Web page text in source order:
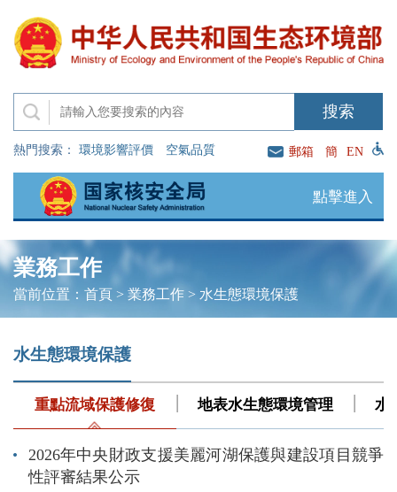
熱門搜索： 環境影響評價 空氣品質 郵箱 簡 EN
點擊進入
業務工作
當前位置： 首頁> 業務工作> 水生態環境保護
水生態環境保護
重點流域保護修復 地表水生態環境管理 水
2026年中央財政支援美麗河湖保護與建設項目競爭
性評審結果公示